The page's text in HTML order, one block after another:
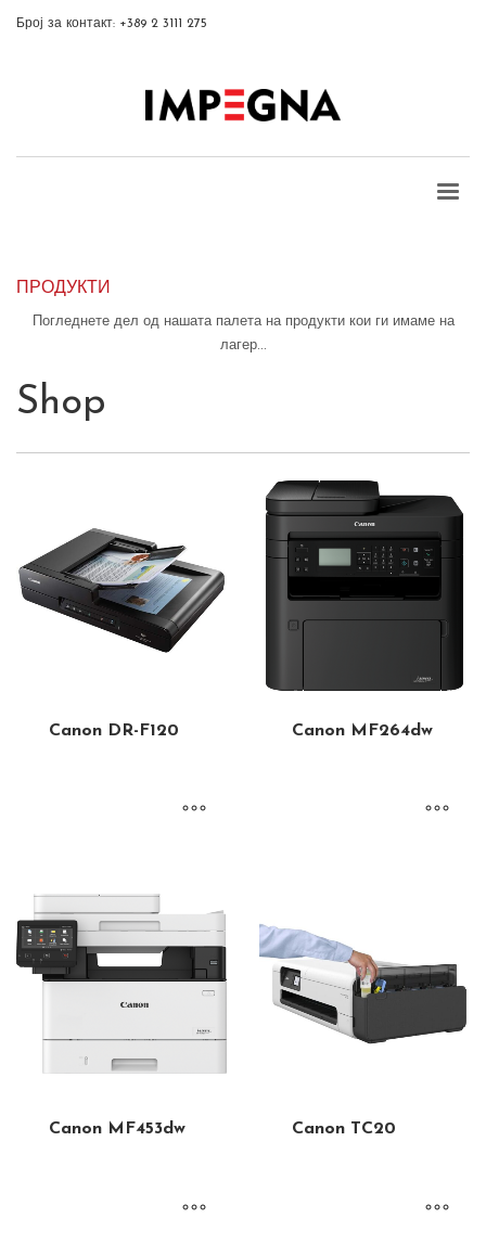
Број за контакт: +389 2 3111 275
ПРОДУКТИ
Погледнете дел од нашата палета на продукти кои ги имаме на
лагер...
Shop
Canon DR-F120 Canon MF264dw
Canon MF453dw Canon TC20